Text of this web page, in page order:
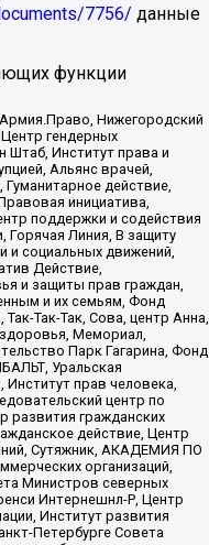
7756/ данные
функции
Нижегородский
гендерных
Штаб, Институт права и
Альянс врачей,
действие,
инициатива,
поддержки и содействия
Линия, В защиту
и социальных движений,
Действие,
и защиты прав граждан,
и их семьям, Фонд
Так-Так, Сова, центр Анна,
Мемориал,
Парк Гагарина, Фонд
Уральская
прав человека,
центр по
развития гражданских
действие, Центр
Сутяжник, АКАДЕМИЯ ПО
организаций,
Министров северных
Интернешнл-Р, Центр
Институт развития
Петербурге Совета